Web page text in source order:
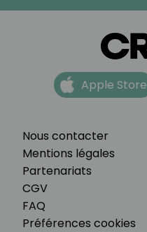
Nous contacter
Mentions légales
Partenariats
CGV
FAQ
Préférences cookies
Apple Store